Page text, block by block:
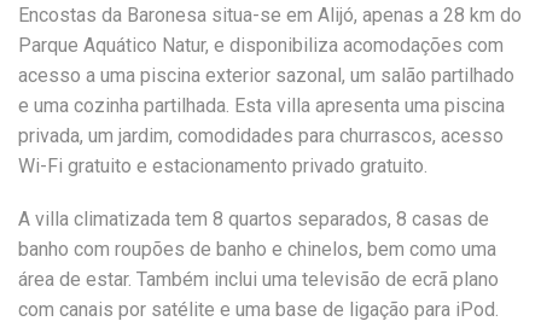
Encostas da Baronesa situa-se em Alijó, apenas a 28 km do
Parque Aquático Natur, e disponibiliza acomodações com
acesso a uma piscina exterior sazonal, um salão partilhado
e uma cozinha partilhada. Esta villa apresenta uma piscina
privada, um jardim, comodidades para churrascos, acesso
Wi-Fi gratuito e estacionamento privado gratuito.
A villa climatizada tem 8 quartos separados, 8 casas de
banho com roupões de banho e chinelos, bem como uma
área de estar. Também inclui uma televisão de ecrã plano
com canais por satélite e uma base de ligação para iPod.